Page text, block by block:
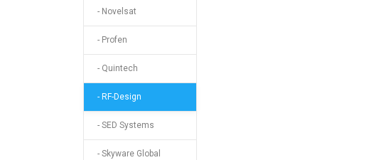
- Novelsat
- Profen
- Quintech
- RF-Design
- SED Systems
- Skyware Global